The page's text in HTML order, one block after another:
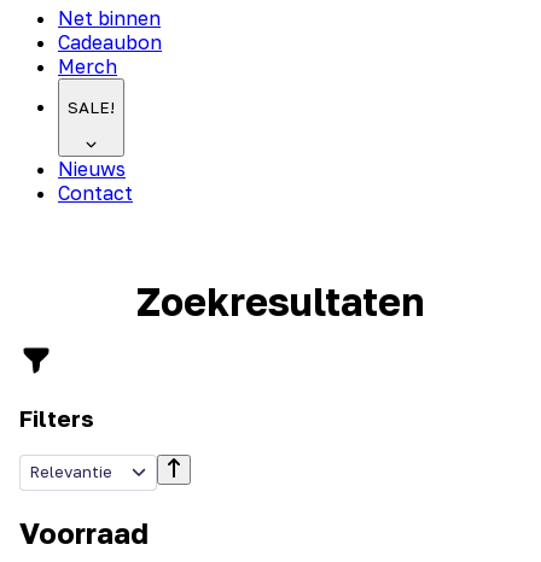
Net binnen
Cadeaubon
Merch
SALE!
Nieuws
Contact
Zoekresultaten
Filters
Relevantie
Voorraad